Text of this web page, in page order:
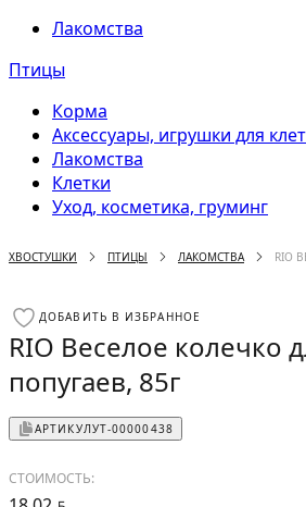
Лакомства
Птицы
Корма
Аксессуары, игрушки для
Лакомства
Клетки
Уход, косметика, груминг
ХВОСТУШКИ ПТИЦЫ ЛАКОМСТВА RIO
ДОБАВИТЬ В ИЗБРАННОЕ
RIO Веселое колечко
попугаев, 85г
АРТИКУЛУТ-00000438
СТОИМОСТЬ: